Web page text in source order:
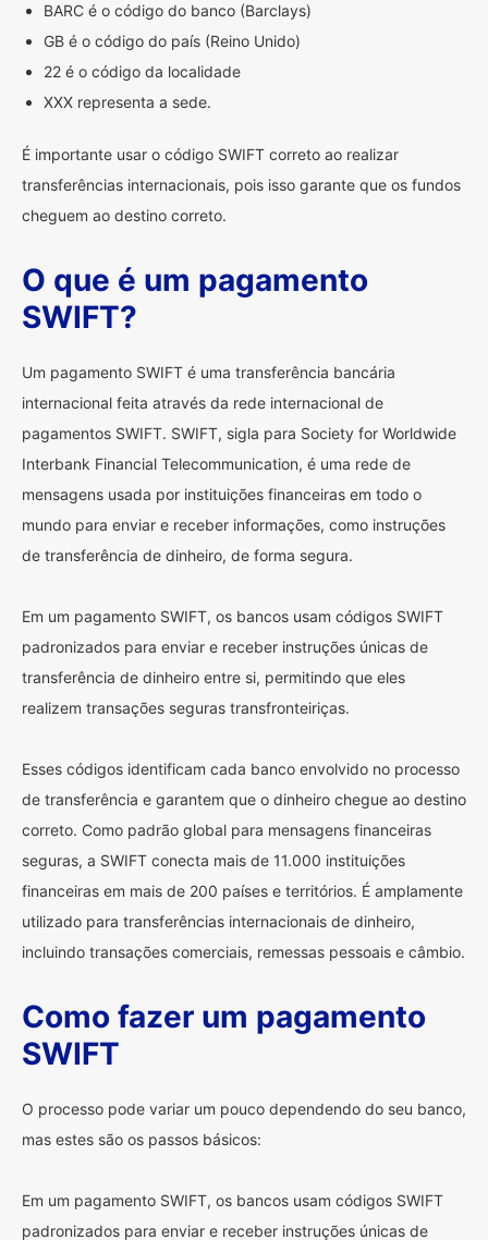
BARC é o código do banco (Barclays)
GB é o código do país (Reino Unido)
22 é o código da localidade
XXX representa a sede.
É importante usar o código SWIFT correto ao realizar
transferências internacionais, pois isso garante que os fundos
cheguem ao destino correto.
O que é um pagamento
SWIFT?
Um pagamento SWIFT é uma transferência bancária
internacional feita através da rede internacional de
pagamentos SWIFT. SWIFT, sigla para Society for Worldwide
Interbank Financial Telecommunication, é uma rede de
mensagens usada por instituições financeiras em todo o
mundo para enviar e receber informações, como instruções
de transferência de dinheiro, de forma segura.
Em um pagamento SWIFT, os bancos usam códigos SWIFT
padronizados para enviar e receber instruções únicas de
transferência de dinheiro entre si, permitindo que eles
realizem transações seguras transfronteiriças.
Esses códigos identificam cada banco envolvido no processo
de transferência e garantem que o dinheiro chegue ao destino
correto. Como padrão global para mensagens financeiras
seguras, a SWIFT conecta mais de 11.000 instituições
financeiras em mais de 200 países e territórios. É amplamente
utilizado para transferências internacionais de dinheiro,
incluindo transações comerciais, remessas pessoais e câmbio.
Como fazer um pagamento
SWIFT
O processo pode variar um pouco dependendo do seu banco,
mas estes são os passos básicos:
Em um pagamento SWIFT, os bancos usam códigos SWIFT
padronizados para enviar e receber instruções únicas de